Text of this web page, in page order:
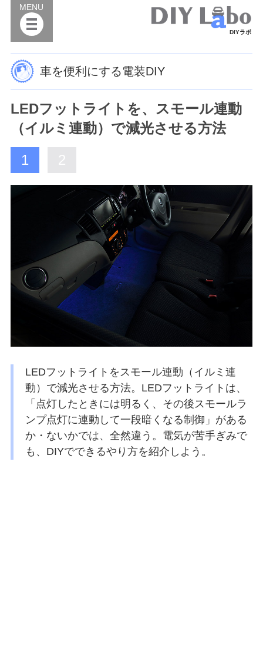
DIYラボ
MENU
車を便利にする電装DIY
LEDフットライトを、スモール連動
（イルミ連動）で減光させる方法
1
2
LEDフットライトをスモール連動（イルミ連
動）で減光させる方法。LEDフットライトは、
「点灯したときには明るく、その後スモールラ
ンプ点灯に連動して一段暗くなる制御」がある
か・ないかでは、全然違う。電気が苦手ぎみで
も、DIYでできるやり方を紹介しよう。